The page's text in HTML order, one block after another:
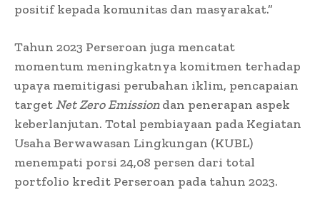
positif kepada komunitas dan masyarakat.”
Tahun 2023 Perseroan juga mencatat
momentum meningkatnya komitmen terhadap
upaya memitigasi perubahan iklim, pencapaian
target Net Zero Emissiondan penerapan aspek
keberlanjutan. Total pembiayaan pada Kegiatan
Usaha Berwawasan Lingkungan (KUBL)
menempati porsi 24,08 persen dari total
portfolio kredit Perseroan pada tahun 2023.